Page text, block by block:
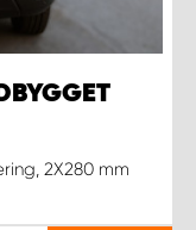
2X280 mm